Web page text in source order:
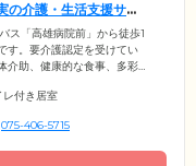
の介護・生活支援サー
ス「高雄病院前」から徒歩1
す。要介護認定を受けてい
介助、健康的な食事、多彩
ートします。毎日のお食
います。いつでも作り立
合わせた、食事形態の変更
レ付き居室
075-406-5715